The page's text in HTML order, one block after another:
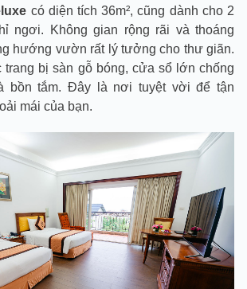
có diện tích 36m², cũng dành cho 2
ngơi. Không gian rộng rãi và thoáng
hướng vườn rất lý tưởng cho thư giãn.
bị sàn gỗ bóng, cửa sổ lớn chống
bồn tắm. Đây là nơi tuyệt vời để tận
mái của bạn.